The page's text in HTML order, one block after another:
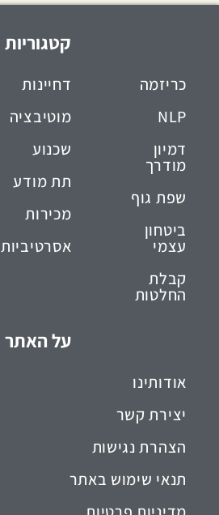
קטגוריות
כריזמה
NLP
דמיון
מודרך
שפת גוף
ביטחון
עצמי
קבלת
החלטות
דחיינות
מוטיבציה
שכנוע
תת מודע
מכירות
אסרטיביות
על האתר
אודותינו
יצירת קשר
הצהרת נגישות
תנאי שימוש באתר